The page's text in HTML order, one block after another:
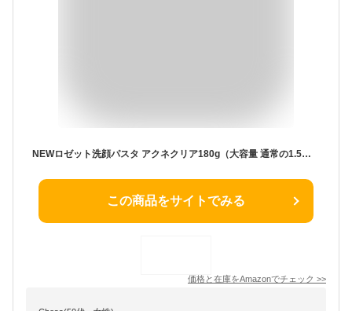
NEWロゼット洗顔パスタ アクネクリア180g（大容量 通常の1.5倍）薬用 ニキビ
この商品をサイトでみる
価格と在庫をAmazonでチェック >>